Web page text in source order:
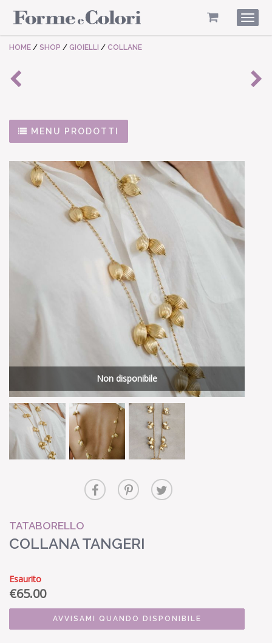
HOME / SHOP / GIOIELLI / COLLANE
MENU PRODOTTI
Non disponibile
TATABORELLO
COLLANA TANGERI
Esaurito
€65.00
AVVISAMI QUANDO DISPONIBILE